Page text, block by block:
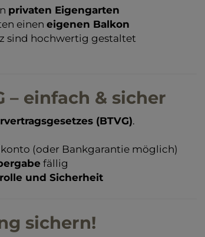
privaten Eigengarten
einen eigenen Balkon
sind hochwertig gestaltet
– einfach & sicher
(BTVG).
(oder Bankgarantie möglich)
fällig
und Sicherheit
sichern!